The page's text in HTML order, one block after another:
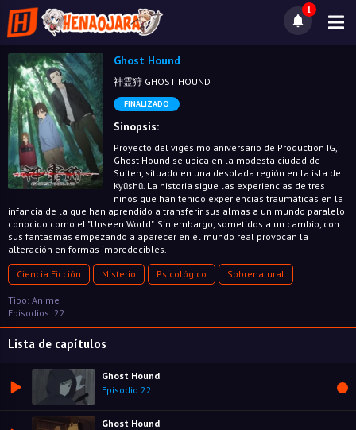
1
Ghost Hound
神霊狩 GHOST HOUND
FINALIZADO
Sinopsis:
Proyecto del vigésimo aniversario de Production IG,
Ghost Hound se ubica en la modesta ciudad de
Suiten, situado en una desolada región en la isla de
Kyūshū. La historia sigue las experiencias de tres
niños que han tenido experiencias traumáticas en la
infancia de la que han aprendido a transferir sus almas a un mundo paralelo
conocido como el "Unseen World". Sin embargo, sometidos a un cambio, con
sus fantasmas empezando a aparecer en el mundo real provocan la
alteración en formas impredecibles.
Ciencia Ficción Misterio Psicológico Sobrenatural
Tipo: Anime
Episodios: 22
Lista de capítulos
Ghost Hound
Episodio 22
Ghost Hound